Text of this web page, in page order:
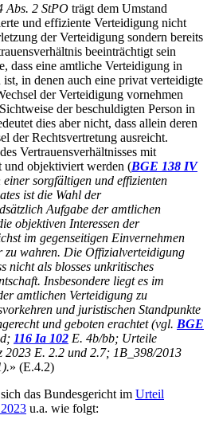
Abs. 2 StPO trägt dem Umstand
und effiziente Verteidigung nicht
der Verteidigung sondern bereits
beeinträchtigt sein
dass eine amtliche Verteidigung in
in denen auch eine privat verteidigte
der Verteidigung vornehmen
der beschuldigten Person in
dies aber nicht, dass allein deren
der Rechtsvertretung ausreicht.
Vertrauensverhältnisses mit
und objektiviert werden (BGE 138 IV
sorgfältigen und effizienten
ist die Wahl der
Aufgabe der amtlichen
objektiven Interessen der
im gegenseitigen Einvernehmen
zu wahren. Die Offizialverteidigung
nicht als blosses unkritisches
Insbesondere liegt es im
amtlichen Verteidigung zu
und juristischen Standpunkte
und geboten erachtet (vgl. BGE
116 Ia 102 E. 4b/bb; Urteile
2023 E. 2.2 und 2.7; 1B_398/2013
» (E.4.2)
das Bundesgericht im Urteil
u.a. wie folgt: